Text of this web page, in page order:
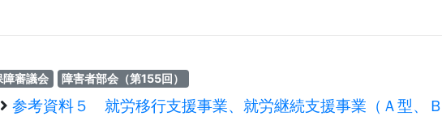
障審議会 障害者部会（第155回）
参考資料５ 就労移行支援事業、就労継続支援事業（Ａ型、